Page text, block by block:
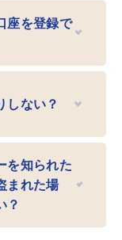
座を登録で
しない？
を知られた
まれた場
？